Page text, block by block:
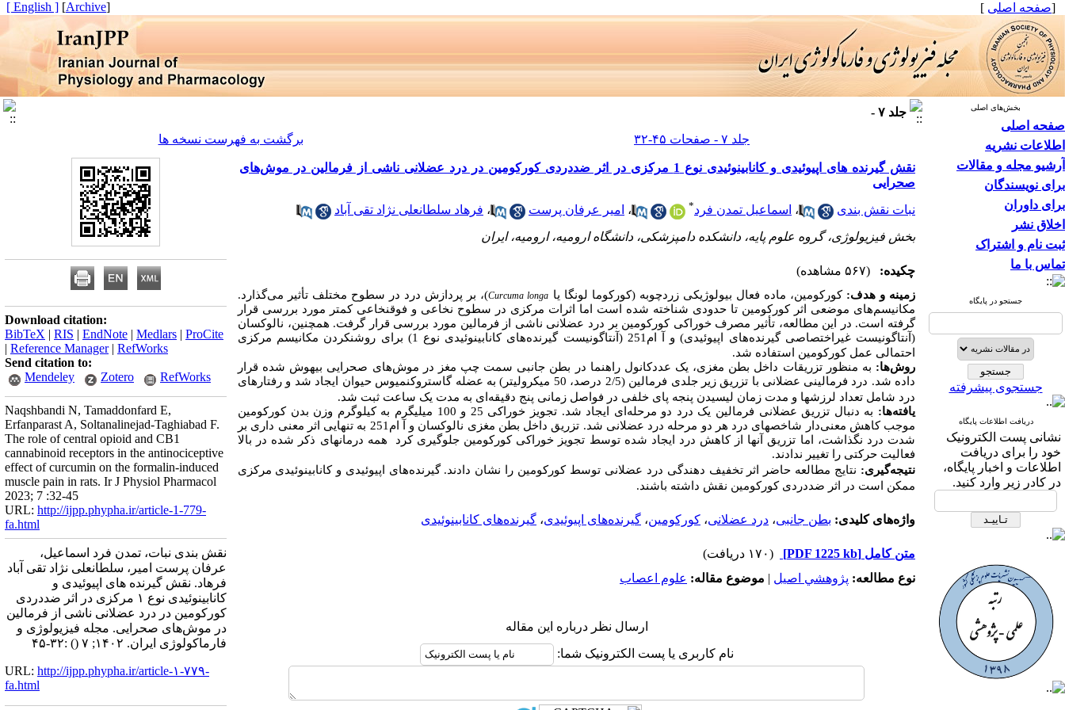
[صفحه اصلی ]
[
Archive
]
[ English ]
بخش‌های اصلی
صفحه اصلی
اطلاعات نشریه
آرشیو مجله و مقالات
برای نویسندگان
برای داوران
اخلاق نشر
ثبت نام و اشتراک
تماس با ما
جستجو در پایگاه
جستجوی پیشرفته
دریافت اطلاعات پایگاه
نشانی پست الکترونیک
خود را برای دریافت
اطلاعات و اخبار پایگاه،
در کادر زیر وارد کنید.
جلد ۷ -
جلد ۷ - صفحات ۴۵-۳۲
برگشت به فهرست نسخه ها
نقش گیرنده های اپیوئیدی و کانابینوئیدی نوع 1 مرکزی در اثر ضددردی کورکومین در درد عضلانی ناشی از فرمالین در موش‌های
صحرایی
نبات نقش بندی ، اسماعیل تمدن فرد* ، امیر عرفان پرست ، فرهاد سلطانعلی نژاد تقی آباد
بخش فیزیولوژی، گروه علوم پایه، دانشکده دامپزشکی، دانشگاه ارومیه، ارومیه، ایران
چکیده: (۵۶۷ مشاهده)
زمینه و هدف: کورکومین، ماده فعال بیولوژیکی زردچوبه (کورکوما لونگا یا Curcuma longa)، بر پردازش درد در سطوح مختلف تأثیر می‌گذارد.
مکانیسم‌های موضعی اثر کورکومین تا حدودی شناخته شده است اما اثرات مرکزی در سطوح نخاعی و فوق­نخاعی کمتر مورد بررسی قرار
گرفته است. در این مطالعه، تأثیر مصرف خوراکی کورکومین بر درد عضلانی ناشی از فرمالین مورد بررسی قرار گرفت. همچنین، نالوکسان
(آنتاگونیست غیراختصاصی گیرندههای اپیوئیدی) و آ ام251 (آنتاگونیست گیرنده
های کانابینوئیدی نوع 1) برای روشن­کردن مکانیسم مرکزی
احتمالی عمل کورکومین استفاده شد.
روش­‌ها: به ­منظور تزریقات داخل بطن مغزی­، یک عددکانول راهنما در بطن جانبی سمت چپ مغز در موش‌های صحرایی بیهوش شده قرار
داده شد. درد فرمالینی
عضلانی با تزریق زیر جلدی فرمالین (2/5 درصد، 50 میکرولیتر) به عضله گاستروکنمیوس حیوان ایجاد شد و رفتارهای
درد شامل تعداد لرزش­ها و مدت زمان لیسیدن پنجه پای خلفی در فواصل زمانی پنج دقیقه‌ای به مدت یک ساعت ثبت شد.
یافته‌­ها: به ­دنبال تزریق عضلانی فرمالین یک درد دو مرحله
ای ایجاد شد. تجویز خوراکی 25 و 100 میلی­گرم به کیلوگرم وزن بدن کورکومین
موجب کاهش معنی‌دار
شاخص­های درد هر دو مرحله درد عضلانی شد. تزریق داخل بطن مغزی نالوکسان و آ ام251 به ­تنهایی اثر معنی­ داری بر
شدت درد نگذاشت، اما تزریق آن­ها از کاهش درد ایجاد شده توسط تجویز خوراکی کورکومین جلوگیری کرد
همه درمان­های ذکر شده در بالا
فعالیت حرکتی را تغییر ندادند.
نتیجه­‌گیری: نتایج مطالعه حاضر اثر تخفیف ­دهندگی درد عضلانی توسط کورکومین را نشان دادند. گیرنده‌های اپیوئیدی و کانابینوئیدی مرکزی
ممکن است در اثر ضددردی کورکومین نقش داشته باشند.
واژه‌های کلیدی: بطن جانبی، درد عضلانی، کورکومین، گیرنده‌های اپیوئیدی، گیرنده‌های کانابینوئیدی
متن کامل [PDF 1225 kb]
(۱۷۰ دریافت)
نوع مطالعه: پژوهشي اصیل | موضوع مقاله: علوم اعصاب
ارسال نظر درباره این مقاله
نام کاربری یا پست الکترونیک شما:
Download citation:
BibTeX | RIS | EndNote | Medlars | ProCite
| Reference Manager| RefWorks
Send citation to:
Mendeley
Zotero RefWorks
Naqshbandi N, Tamaddonfard E,
Erfanparast A, Soltanalinejad-Taghiabad F.
The role of central opioid and CB1
cannabinoid receptors in the antinociceptive
effect of curcumin on the formalin-induced
muscle pain in rats. Ir J Physiol Pharmacol
2023; 7 :32-45
URL: http://ijpp.phypha.ir/article-1-779-
fa.html
نقش بندی نبات، تمدن فرد اسماعیل،
عرفان پرست امیر، سلطانعلی نژاد تقی آباد
فرهاد. نقش گیرنده های اپیوئیدی و
کانابینوئیدی نوع ۱ مرکزی در اثر ضددردی
کورکومین در درد عضلانی ناشی از فرمالین
در موش‌های صحرایی. مجله فیزیولوژی و
فارماکولوژی ایران. ۱۴۰۲; ۷
() :۳۲-۴۵
URL: http://ijpp.phypha.ir/article-۱-۷۷۹-
fa.html